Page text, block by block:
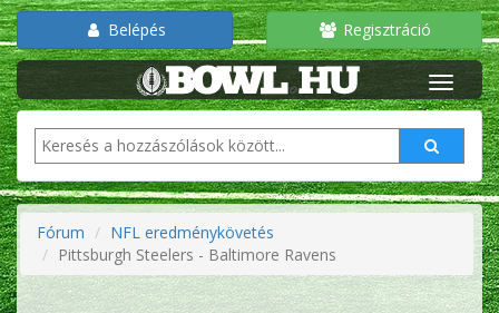
Belépés Regisztráció
Fórum
NFL eredménykövetés
Pittsburgh Steelers - Baltimore Ravens